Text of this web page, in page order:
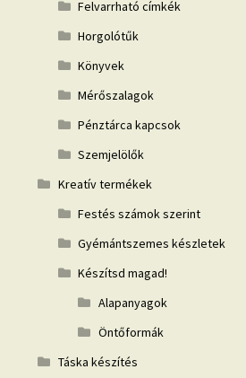
Felvarrható címkék
Horgolótűk
Könyvek
Mérőszalagok
Pénztárca kapcsok
Szemjelölők
Kreatív termékek
Festés számok szerint
Gyémántszemes készletek
Készítsd magad!
Alapanyagok
Öntőformák
Táska készítés